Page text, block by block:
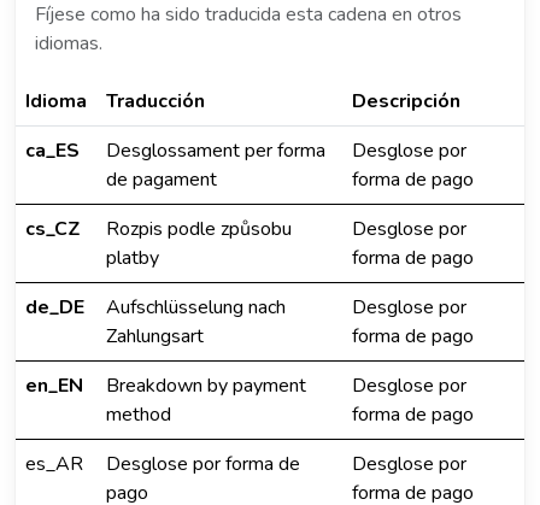
Fíjese como ha sido traducida esta cadena en otros
idiomas.
Idioma Traducción
Descripción
ca_ES
Desglossament per forma
de pagament
Desglose por
forma de pago
cs_CZ
Rozpis podle způsobu
platby
Desglose por
forma de pago
de_DE
Aufschlüsselung nach
Zahlungsart
Desglose por
forma de pago
en_EN
Breakdown by payment
method
Desglose por
forma de pago
es_AR
Desglose por forma de
pago
Desglose por
forma de pago